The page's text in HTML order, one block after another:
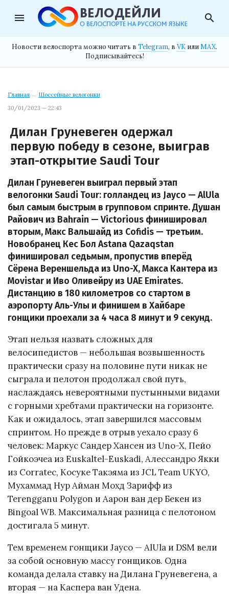
menu search
Новости велоспорта можно читать в Telegram, в VK илиMAX.
Подписывайтесь!
Главная → Шоссейные велогонки
30/01/2023 — 22:43
Дилан Груневеген одержал
первую победу в сезоне, выиграв
этап-открытие Saudi Tour
Дилан Груневеген выиграл первый этап
велогонки Saudi Tour: голландец из Jayco — AlUla
был самым быстрым в групповом спринте. Душан
Райович из Bahrain — Victorious финишировал
вторым, Макс Вальшайд из Cofidis — третьим.
Новобранец Кес Бол Astana Qazaqstan
финишировал седьмым, пропустив вперёд
Сёрена Вереншельда из Uno-X, Макса Кантера из
Movistar и Иво Оливейру из UAE Emirates.
Дистанцию в 180 километров со стартом в
аэропорту Аль-Улы и финишем в Хайбаре
гонщики проехали за 4 часа 8 минут и 9 секунд.
Этап нельзя назвать сложных для
велосипедистов — небольшая возвышенность
практически сразу на половине пути никак не
сыграла и пелотон продолжал свой путь,
наслаждаясь невероятными пустынными видами
с горными хребтами практически на горизонте.
Как и ожидалось, этап завершился массовым
спринтом. Но прежде в отрыв уехало сразу 6
человек: Маркус Сандер Хансен из Uno-X, Пейо
Гойкоэчеа из Euskaltel-Euskadi, Алессандро Якки
из Corratec, Косуке Такэяма из JCL Team UKYO,
Мухаммад Нур Айман Мохд Зарифф из
Terengganu Polygon и Аарон ван дер Бекен из
Bingoal WB. Максимальная разница с пелотоном
достигала 5 минут.
Тем временем гонщики Jayco — AlUla и DSM вели
за собой основную массу гонщиков. Одна
команда делала ставку на Дилана Груневегена, а
вторая — на Каспера ван Удена.